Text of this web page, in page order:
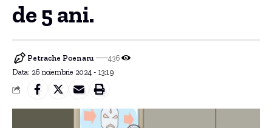
de 5 ani.
Data: 26 noiembrie 2024 - 13:19
Petrache Poenaru 436